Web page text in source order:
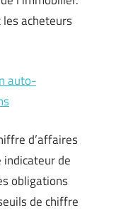
acheteurs
auto-
d’affaires
indicateur de
obligations
de chiffre